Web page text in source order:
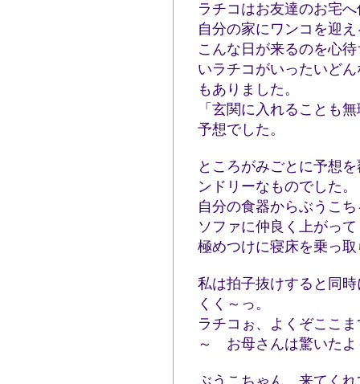
ラチコはお友達のお宅
自分の家にワンコを迎
こんな日が来るのを心
いラチコがいったいど
もありました。
「玄関に入れることも
予想でした。
ところがみごとに予想
ンドリーなものでした。
自分の食器からぶうこ
ソファに仲良く上がっ
極めつけに寝床を乗っ
私は拍子抜けすると同
くく～っ。
ラチコぉ、よくぞここ
～ お母さんは驚いた
ぶうこちゃん、来てく